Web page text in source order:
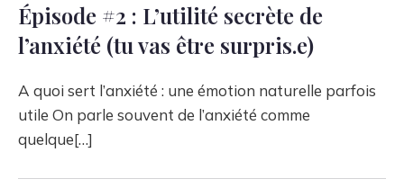
Épisode #2 : L’utilité secrète de
l’anxiété (tu vas être surpris.e)
A quoi sert l’anxiété : une émotion naturelle parfois
utile On parle souvent de l’anxiété comme
quelque[…]